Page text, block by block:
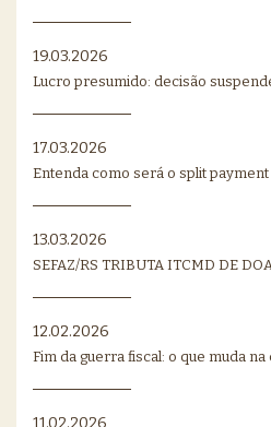
19.03.2026
Lucro presumido: decisão
17.03.2026
Entenda como será o split payment
13.03.2026
SEFAZ/RS TRIBUTA ITCMD DE
12.02.2026
Fim da guerra fiscal: o que muda
11.02.2026